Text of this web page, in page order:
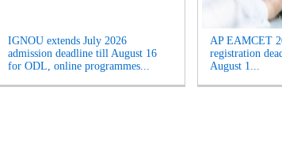
IGNOU extends July 2026
admission deadline till August 16
for ODL, online programmes...
AP EAMCET
registration
August 1...